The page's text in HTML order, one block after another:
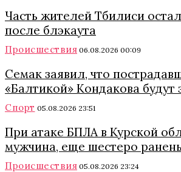
Часть жителей Тбилиси
после блэкаута
Происшествия 06.08.2026 00:09
Семак заявил, что
«Балтикой» Кондакова будут
Спорт 05.08.2026 23:51
При атаке БПЛА в Курской
мужчина, еще шестеро
Происшествия 05.08.2026 23:24